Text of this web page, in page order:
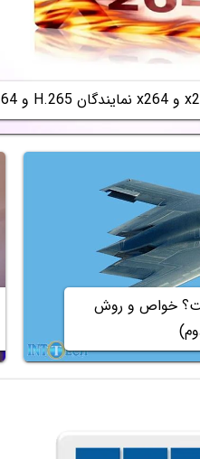
خواص و روش